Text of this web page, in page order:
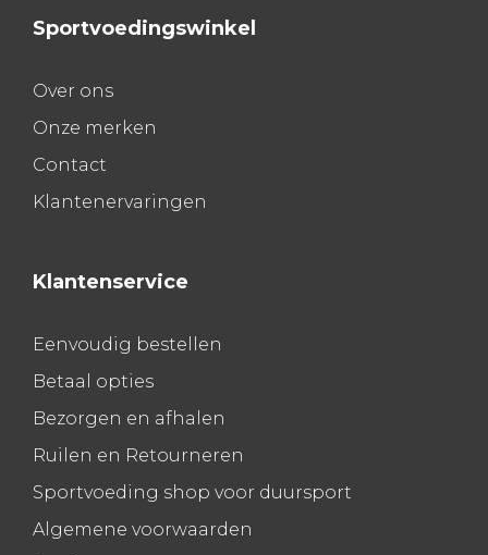
Sportvoedingswinkel
Over ons
Onze merken
Contact
Klantenervaringen
Klantenservice
Eenvoudig bestellen
Betaal opties
Bezorgen en afhalen
Ruilen en Retourneren
Sportvoeding shop voor duursport
Algemene voorwaarden